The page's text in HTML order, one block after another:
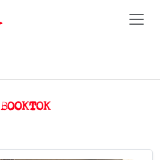
BOOKTOK